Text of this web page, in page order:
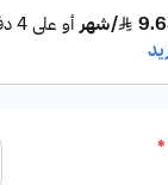
*